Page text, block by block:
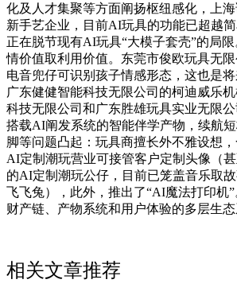
化及人才集聚等方面阐扬枢纽感化，上
新手艺企业，目前AI玩具的功能已超越
正在脱节现有AI玩具“大模子套壳”的局
情价值取利用价值。东莞市俊欧玩具无
电音兜仔可识别孩子情感形态，这也是将
广东健健智能科技无限公司的柯迪威乐
科技无限公司和广东胜雄玩具实业无限
搭载AI阐发系统的智能伴学产物，续航
脚等问题凸起：玩具商擅长外不雅设想
AI定制潮玩营业可接管客户定制头像（
的AI定制潮玩公仔，目前已笼盖音乐取
飞飞兔），此外，推出了“AI魔法打印机
财产链、产物系统和用户体验的多层生态
相关文章推荐